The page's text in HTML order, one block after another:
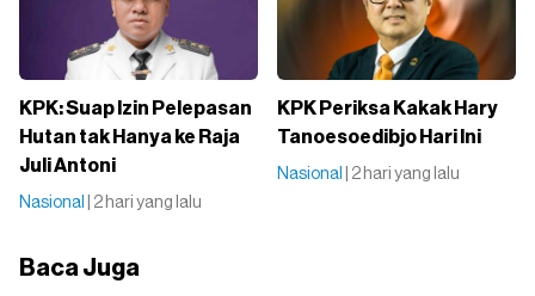
KPK: Suap Izin Pelepasan
Hutan tak Hanya ke Raja
Juli Antoni
Nasional | 2 hari yang lalu
KPK Periksa Kakak Hary
Tanoesoedibjo Hari Ini
Nasional | 2 hari yang lalu
Baca Juga